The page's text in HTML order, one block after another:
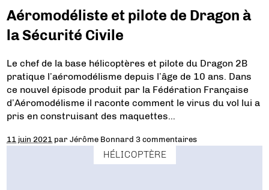
Aéromodéliste et pilote de Dragon à
la Sécurité Civile
Le chef de la base hélicoptères et pilote du Dragon 2B
pratique l’aéromodélisme depuis l’âge de 10 ans. Dans
ce nouvel épisode produit par la Fédération Française
d’Aéromodélisme il raconte comment le virus du vol lui a
pris en construisant des maquettes…
11 juin 2021 parJérôme Bonnard 3 commentaires
HÉLICOPTÈRE